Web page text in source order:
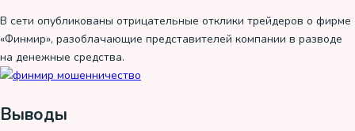
В сети опубликованы отрицательные отклики трейдеров о фирме
«Финмир», разоблачающие представителей компании в разводе
на денежные средства.
Выводы